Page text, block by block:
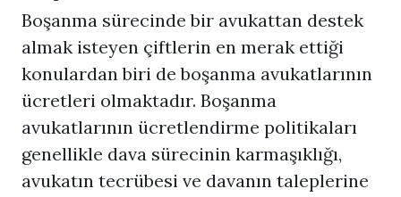
Boşanma sürecinde bir avukattan destek
almak isteyen çiftlerin en merak ettiği
konulardan biri de boşanma avukatlarının
ücretleri olmaktadır. Boşanma
avukatlarının ücretlendirme politikaları
genellikle dava sürecinin karmaşıklığı,
avukatın tecrübesi ve davanın taleplerine